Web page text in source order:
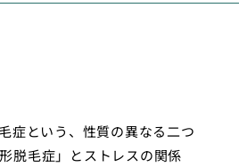
症という、性質の異なる二つ
脱毛症」とストレスの関係